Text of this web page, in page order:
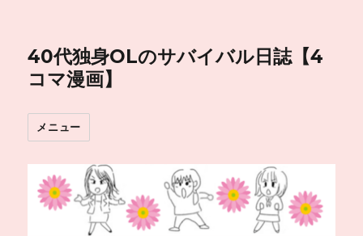
40代独身OLのサバイバル日誌【4
コマ漫画】
メニュー